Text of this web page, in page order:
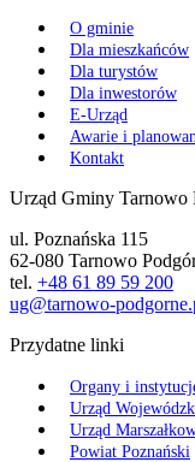
O gminie
Dla mieszkańców
Dla turystów
Dla inwestorów
E-Urząd
Awarie i
Kontakt
Urząd Gminy Tarnowo
ul. Poznańska 115
62-080 Tarnowo
tel. +48 61 89 59 200
ug@tarnowo-
Przydatne linki
Organy i
Urząd
Urząd
Powiat Poznański